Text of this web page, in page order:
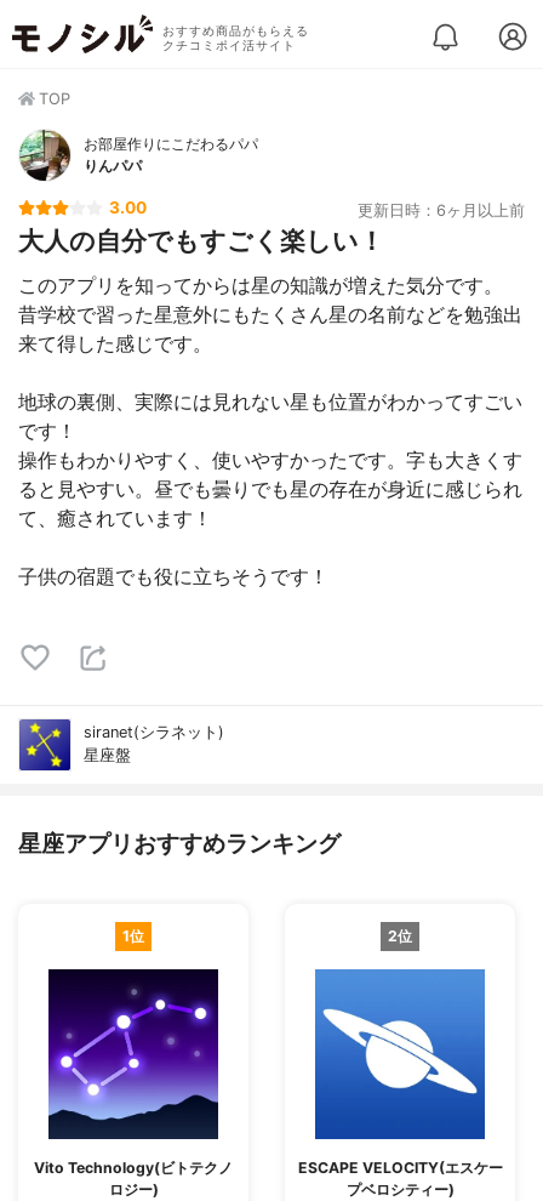
おすすめ商品がもらえる
クチコミポイ活サイト
TOP
お部屋作りにこだわるパパ
りんパパ
3.00 更新日時：6ヶ月以上前
大人の自分でもすごく楽しい！
このアプリを知ってからは星の知識が増えた気分です。
昔学校で習った星意外にもたくさん星の名前などを勉強出
来て得した感じです。
地球の裏側、実際には見れない星も位置がわかってすごい
です！
操作もわかりやすく、使いやすかったです。字も大きくす
ると見やすい。昼でも曇りでも星の存在が身近に感じられ
て、癒されています！
子供の宿題でも役に立ちそうです！
siranet(シラネット)
星座‪盤‬
星座アプリおすすめランキング
1位
Vito Technology(ビトテクノ
ロジー)
2位
ESCAPE VELOCITY(エスケー
プベロシティー)